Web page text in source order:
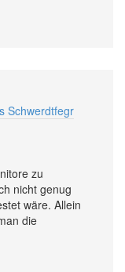
Schwerdtfegr
zu
nicht genug
wäre. Allein
die